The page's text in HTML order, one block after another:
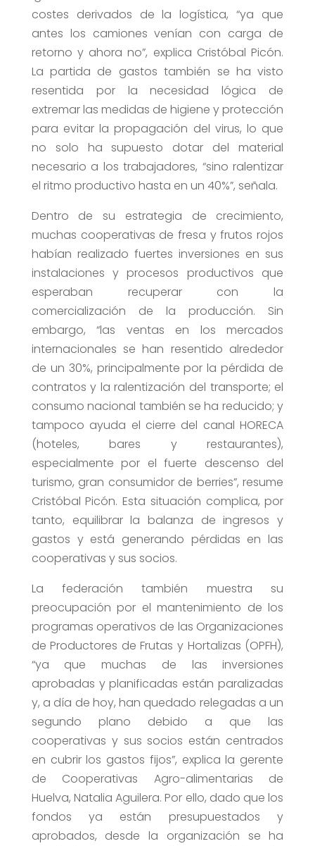
costes derivados de la logística, “ya que
antes los camiones venían con carga de
retorno y ahora no”, explica Cristóbal Picón.
La partida de gastos también se ha visto
resentida por la necesidad lógica de
extremar las medidas de higiene y protección
para evitar la propagación del virus, lo que
no solo ha supuesto dotar del material
necesario a los trabajadores, “sino ralentizar
el ritmo productivo hasta en un 40%”, señala.
Dentro de su estrategia de crecimiento,
muchas cooperativas de fresa y frutos rojos
habían realizado fuertes inversiones en sus
instalaciones y procesos productivos que
esperaban recuperar con la
comercialización de la producción. Sin
embargo, “las ventas en los mercados
internacionales se han resentido alrededor
de un 30%, principalmente por la pérdida de
contratos y la ralentización del transporte; el
consumo nacional también se ha reducido; y
tampoco ayuda el cierre del canal HORECA
(hoteles, bares y restaurantes),
especialmente por el fuerte descenso del
turismo, gran consumidor de berries”, resume
Cristóbal Picón. Esta situación complica, por
tanto, equilibrar la balanza de ingresos y
gastos y está generando pérdidas en las
cooperativas y sus socios.
La federación también muestra su
preocupación por el mantenimiento de los
programas operativos de las Organizaciones
de Productores de Frutas y Hortalizas (OPFH),
“ya que muchas de las inversiones
aprobadas y planificadas están paralizadas
y, a día de hoy, han quedado relegadas a un
segundo plano debido a que las
cooperativas y sus socios están centrados
en cubrir los gastos fijos”, explica la gerente
de Cooperativas Agro-alimentarias de
Huelva, Natalia Aguilera. Por ello, dado que los
fondos ya están presupuestados y
aprobados, desde la organización se ha